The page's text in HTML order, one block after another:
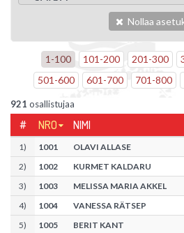
Nollaa
1-100 101-200 201-300
501-600 601-700 701-800
921 osallistujaa
# NRO NIMI
1) 1001
OLAVI ALLASE
2) 1002
KURMET KALDARU
3) 1003
MELISSA MARIA AKKEL
4) 1004
VANESSA RÄTSEP
5) 1005
BERIT KANT